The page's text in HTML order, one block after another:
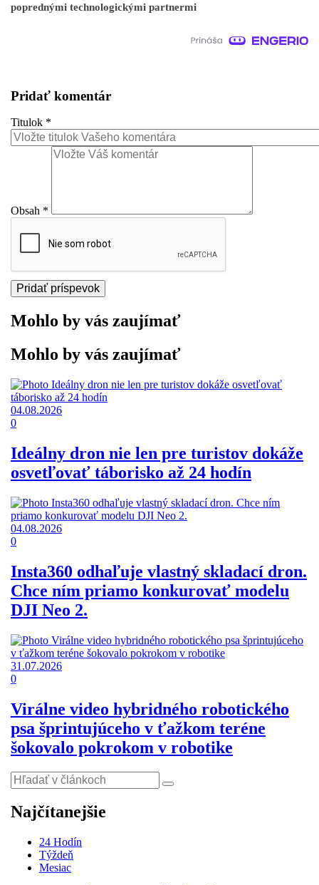
poprednými technologickými partnermi
Pridať komentár
Titulok *
Obsah *
Mohlo by vás zaujímať
Mohlo by vás zaujímať
04.08.2026
0
Ideálny dron nie len pre turistov dokáže
osvetľovať táborisko až 24 hodín
04.08.2026
0
Insta360 odhaľuje vlastný skladací dron.
Chce ním priamo konkurovať modelu
DJI Neo 2.
31.07.2026
0
Virálne video hybridného robotického
psa šprintujúceho v ťažkom teréne
šokovalo pokrokom v robotike
Najčítanejšie
24 Hodín
Týždeň
Mesiac